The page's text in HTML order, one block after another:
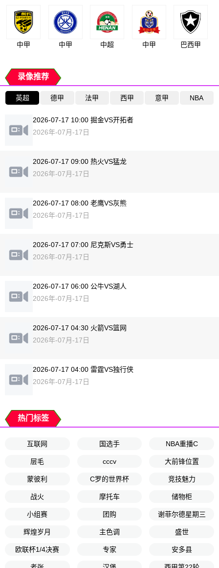
中甲 中甲 中超 中甲 巴西甲
录像推荐
英超 德甲 法甲 西甲 意甲 NBA
2026-07-17 10:00 掘金VS开拓者
2026年-07月-17日
2026-07-17 09:00 热火VS猛龙
2026年-07月-17日
2026-07-17 08:00 老鹰VS灰熊
2026年-07月-17日
2026-07-17 07:00 尼克斯VS勇士
2026年-07月-17日
2026-07-17 06:00 公牛VS湖人
2026年-07月-17日
2026-07-17 04:30 火箭VS篮网
2026年-07月-17日
2026-07-17 04:00 雷霆VS独行侠
2026年-07月-17日
热门标签
互联网 国选手 NBA重播C
层毛 cccv 大前锋位置
蒙彼利 C罗的世界杯 竞技魅力
战火 摩托车 储物柜
小组赛 团购 谢菲尔德星期三
辉煌岁月 主色调 盛世
欧联杯1/4决赛 专家 安多县